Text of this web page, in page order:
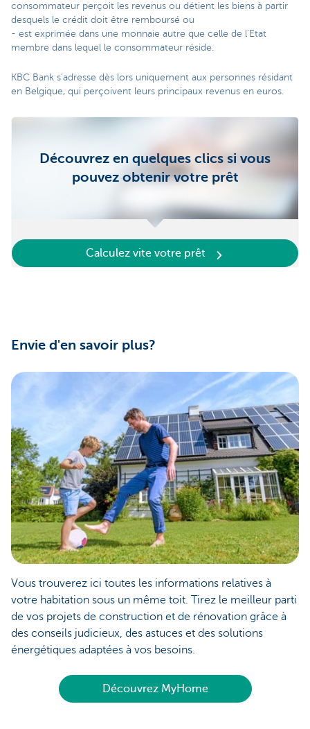
consommateur perçoit les revenus ou détient les biens à partir
desquels le crédit doit être remboursé ou
- est exprimée dans une monnaie autre que celle de l'Etat
membre dans lequel le consommateur réside.
KBC Bank s’adresse dès lors uniquement aux personnes résidant
en Belgique, qui perçoivent leurs principaux revenus en euros.
Découvrez en quelques clics si vous
pouvez obtenir votre prêt
Calculez vite votre prêt
Envie d'en savoir plus?
Vous trouverez ici toutes les informations relatives à
votre habitation sous un même toit. Tirez le meilleur parti
de vos projets de construction et de rénovation grâce à
des conseils judicieux, des astuces et des solutions
énergétiques adaptées à vos besoins.
Découvrez MyHome